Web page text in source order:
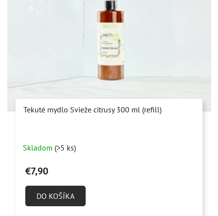
Tekuté mydlo Svieže citrusy 300 ml (refill)
hodnotenie
produktu
z
Skladom (>5 ks)
€7,90
DO KOŠÍKA